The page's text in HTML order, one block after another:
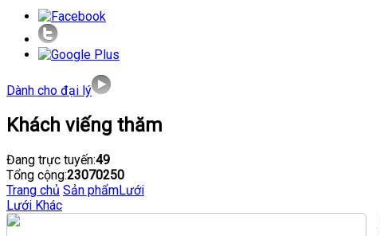
Dành cho đại lý
Khách viếng thăm
Đang trực tuyến:49
Tổng cộng:23070250
Trang chủ Sản phẩmLưới
Lưới Khác